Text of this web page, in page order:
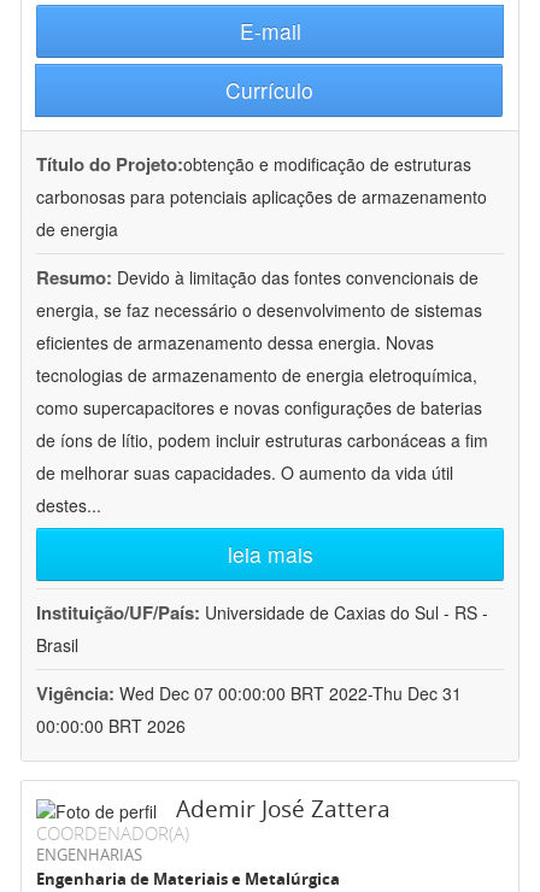
E-mail
Currículo
Título do Projeto:obtenção e modificação de estruturas
carbonosas para potenciais aplicações de armazenamento
de energia
Resumo: Devido à limitação das fontes convencionais de
energia, se faz necessário o desenvolvimento de sistemas
eficientes de armazenamento dessa energia. Novas
tecnologias de armazenamento de energia eletroquímica,
como supercapacitores e novas configurações de baterias
de íons de lítio, podem incluir estruturas carbonáceas a fim
de melhorar suas capacidades. O aumento da vida útil
destes...
leia mais
Instituição/UF/País: Universidade de Caxias do Sul - RS -
Brasil
Vigência: Wed Dec 07 00:00:00 BRT 2022-Thu Dec 31
00:00:00 BRT 2026
Ademir José Zattera
COORDENADOR(A)
ENGENHARIAS
Engenharia de Materiais e Metalúrgica